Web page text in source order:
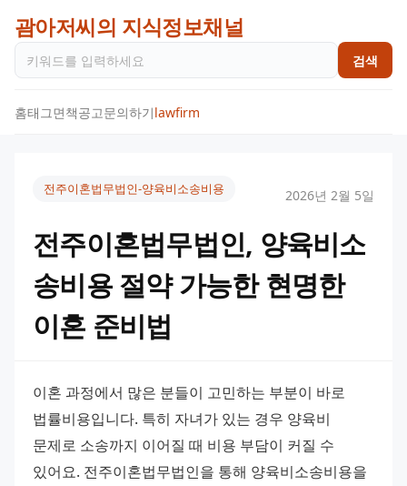
괌아저씨의 지식정보채널
검색
홈태그면책공고문의하기lawfirm
전주이혼법무법인-양육비소송비용 2026년 2월 5일
전주이혼법무법인, 양육비소
송비용 절약 가능한 현명한
이혼 준비법
이혼 과정에서 많은 분들이 고민하는 부분이 바로
법률비용입니다. 특히 자녀가 있는 경우 양육비
문제로 소송까지 이어질 때 비용 부담이 커질 수
있어요. 전주이혼법무법인을 통해 양육비소송비용을